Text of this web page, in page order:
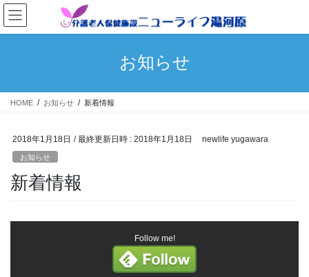
コ
ン
テ
ス
ナ
ビ
ゲ
ン
お知らせ
HOME お知らせ 新着情報
2018年1月18日 / 最終更新日時 : 2018年1月18日 newlife yugawara
お知らせ
新着情報
Follow me!